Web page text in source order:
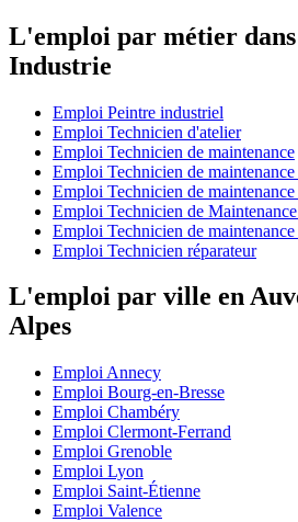
L'emploi par métier
Industrie
Emploi Peintre industriel
Emploi Technicien d'atelier
Emploi Technicien de maintenance
Emploi Technicien de
Emploi Technicien de
Emploi Technicien de
Emploi Technicien de
Emploi Technicien réparateur
L'emploi par ville en
Alpes
Emploi Annecy
Emploi Bourg-en-Bresse
Emploi Chambéry
Emploi Clermont-Ferrand
Emploi Grenoble
Emploi Lyon
Emploi Saint-Étienne
Emploi Valence